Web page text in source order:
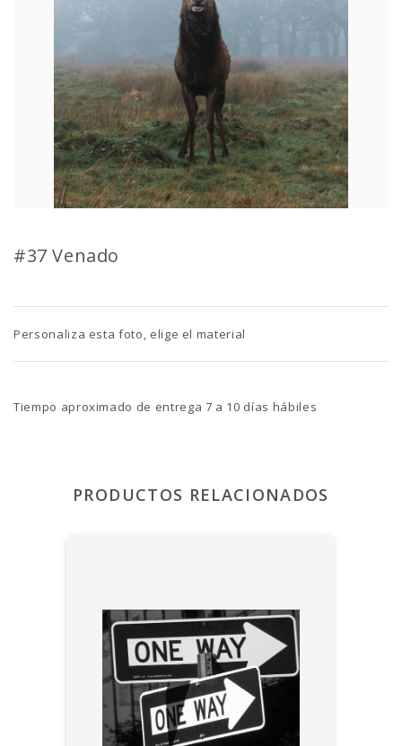
#37 Venado
Personaliza esta foto, elige el material
Tiempo aproximado de entrega 7 a 10 días hábiles
PRODUCTOS RELACIONADOS